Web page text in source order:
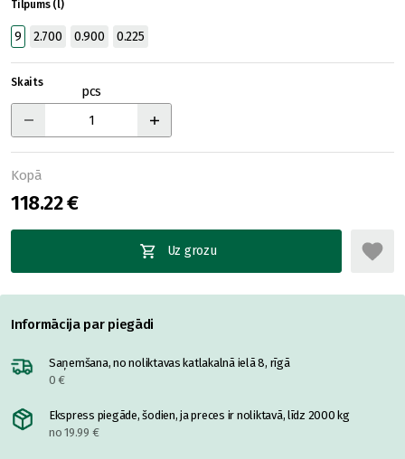
Tilpums (l)
9 2.700 0.900 0.225
Skaits
pcs
Kopā
118.22 €
Uz grozu
Informācija par piegādi
Saņemšana, no noliktavas katlakalnā ielā 8, rīgā
0 €
Ekspress piegāde, šodien, ja preces ir noliktavā, līdz 2000 kg
no 19.99 €